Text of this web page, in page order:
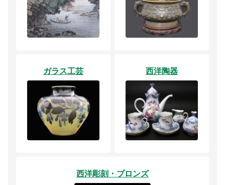
ガラス工芸 西洋陶器
西洋彫刻・ブロンズ